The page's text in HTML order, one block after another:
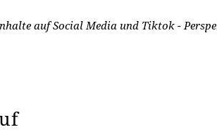
auf Social Media und Tiktok -